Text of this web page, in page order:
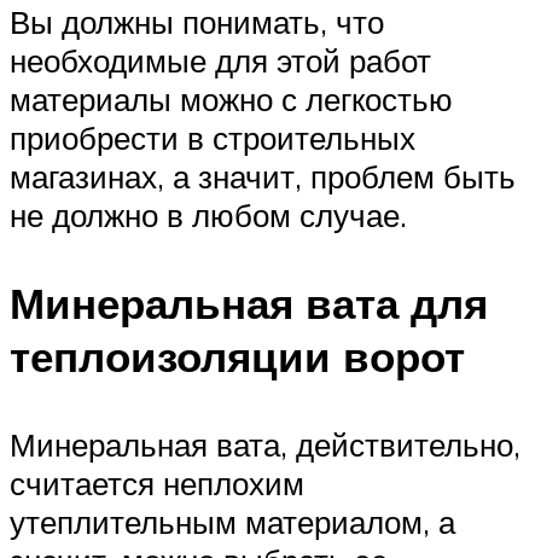
Вы должны понимать, что
необходимые для этой работ
материалы можно с легкостью
приобрести в строительных
магазинах, а значит, проблем быть
не должно в любом случае.
Минеральная вата для
теплоизоляции ворот
Минеральная вата, действительно,
считается неплохим
утеплительным материалом, а